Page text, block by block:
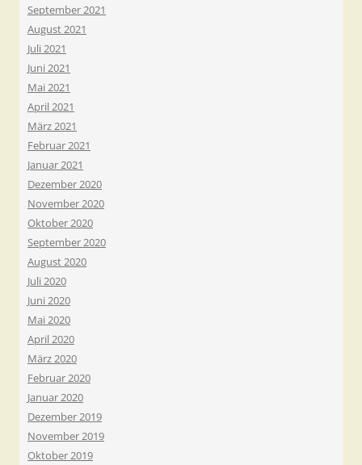
September 2021
August 2021
Juli 2021
Juni 2021
Mai 2021
April 2021
März 2021
Februar 2021
Januar 2021
Dezember 2020
November 2020
Oktober 2020
September 2020
August 2020
Juli 2020
Juni 2020
Mai 2020
April 2020
März 2020
Februar 2020
Januar 2020
Dezember 2019
November 2019
Oktober 2019